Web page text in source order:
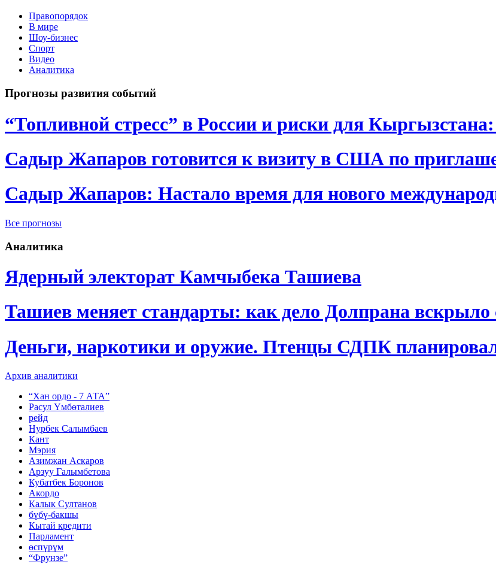
Правопорядок
В мире
Шоу-бизнес
Спорт
Видео
Аналитика
Прогнозы развития событий
“Топливной стресс” в России и риски для
Садыр Жапаров готовится к визиту в США по
Садыр Жапаров: Настало время для нового
Все прогнозы
Аналитика
Ядерный электорат Камчыбека Ташиева
Ташиев меняет стандарты: как дело Долпрана
Деньги, наркотики и оружие. Птенцы СДПК
Архив аналитики
“Хан ордо - 7 АТА”
Расул Үмбөталиев
рейд
Нурбек Салымбаев
Кант
Мэрия
Азимжан Аскаров
Арзуу Галымбетова
Кубатбек Боронов
Акордо
Калык Султанов
бүбү-бакшы
Кытай кредити
Парламент
өспүрүм
“Фрунзе”